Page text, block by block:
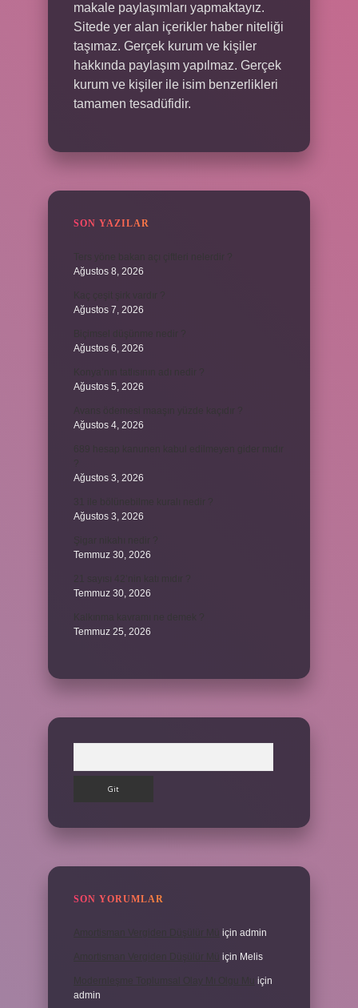
makale paylaşımları yapmaktayız.
Sitede yer alan içerikler haber niteliği
taşımaz. Gerçek kurum ve kişiler
hakkında paylaşım yapılmaz. Gerçek
kurum ve kişiler ile isim benzerlikleri
tamamen tesadüfidir.
SON YAZILAR
Ağustos 8, 2026
Ağustos 7, 2026
Ağustos 6, 2026
Ağustos 5, 2026
Ağustos 4, 2026
Ağustos 3, 2026
Ağustos 3, 2026
Temmuz 30, 2026
Temmuz 30, 2026
Temmuz 25, 2026
SON YORUMLAR
için admin
için Melis
için
admin